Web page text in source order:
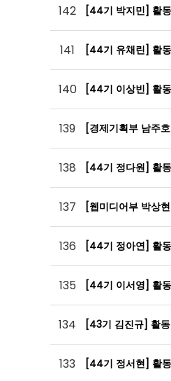
142 [44기 박지민] 활
141 [44기 유채린] 활
140 [44기 이상빈] 활
139 [경제기획부 남주
138 [44기 정다원] 활
137 [웹미디어부 박상
136 [44기 정아연] 활
135 [44기 이서영] 활
134 [43기 김진규] 활
133 [44기 정서현] 활